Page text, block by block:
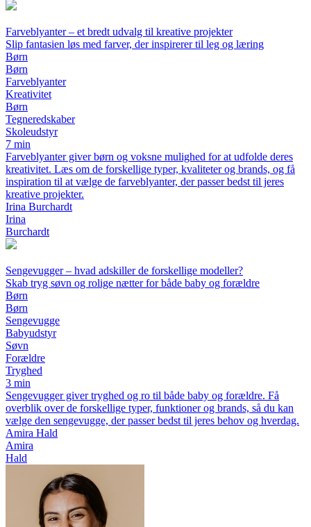
Farveblyanter – et bredt udvalg til kreative projekter
Slip fantasien løs med farver, der inspirerer til leg og læring
Børn
Børn
Farveblyanter
Kreativitet
Børn
Tegneredskaber
Skoleudstyr
7 min
Farveblyanter giver børn og voksne mulighed for at udfolde deres
kreativitet. Læs om de forskellige typer, kvaliteter og brands, og få
inspiration til at vælge de farveblyanter, der passer bedst til jeres
kreative projekter.
Irina Burchardt
Irina
Burchardt
Sengevugger – hvad adskiller de forskellige modeller?
Skab tryg søvn og rolige nætter for både baby og forældre
Børn
Børn
Sengevugge
Babyudstyr
Søvn
Forældre
Tryghed
3 min
Sengevugger giver tryghed og ro til både baby og forældre. Få
overblik over de forskellige typer, funktioner og brands, så du kan
vælge den sengevugge, der passer bedst til jeres behov og hverdag.
Amira Hald
Amira
Hald